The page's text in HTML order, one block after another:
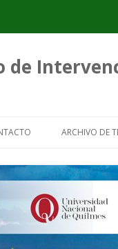
ARCHIVO DE
CARTONERO